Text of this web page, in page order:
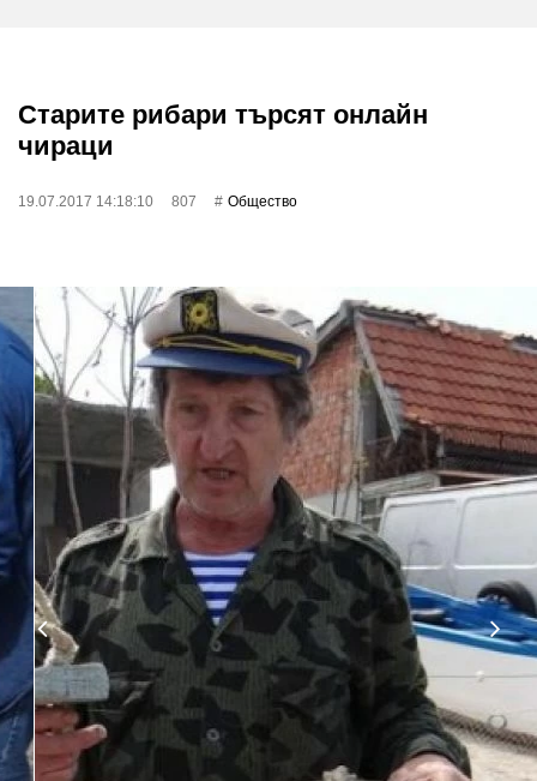
Старите рибари търсят онлайн
чираци
19.07.2017 14:18:10 807 Общество